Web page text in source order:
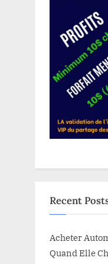
Recent
Acheter
Quand Elle